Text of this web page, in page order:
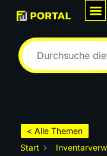
Wie
< Alle Themen
Start